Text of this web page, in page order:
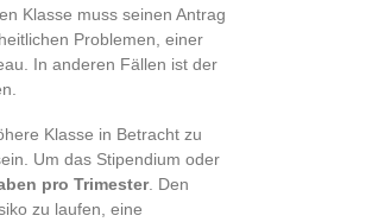
Klasse muss seinen Antrag
Problemen, einer
In anderen Fällen ist der
Klasse in Betracht zu
Um das Stipendium oder
pro Trimester. Den
zu laufen, eine